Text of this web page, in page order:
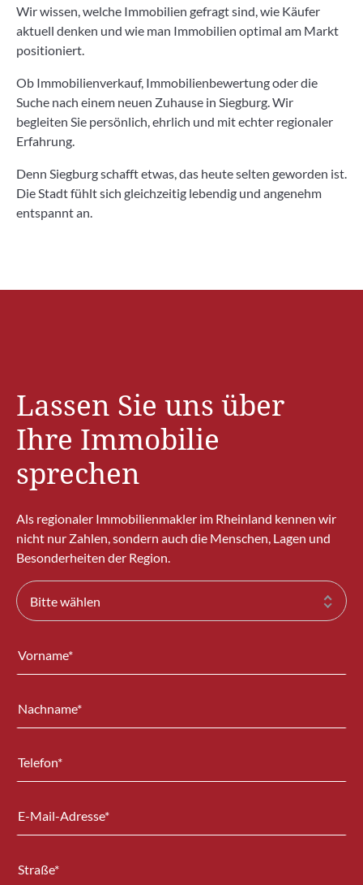
Wir wissen, welche Immobilien gefragt sind, wie Käufer
aktuell denken und wie man Immobilien optimal am Markt
positioniert.
Ob Immobilienverkauf, Immobilienbewertung oder die
Suche nach einem neuen Zuhause in Siegburg. Wir
begleiten Sie persönlich, ehrlich und mit echter regionaler
Erfahrung.
Denn Siegburg schafft etwas, das heute selten geworden ist.
Die Stadt fühlt sich gleichzeitig lebendig und angenehm
entspannt an.
Lassen Sie uns über
Ihre Immobilie
sprechen
Als regionaler Immobilienmakler im Rheinland kennen wir
nicht nur Zahlen, sondern auch die Menschen, Lagen und
Besonderheiten der Region.
Bitte wählen